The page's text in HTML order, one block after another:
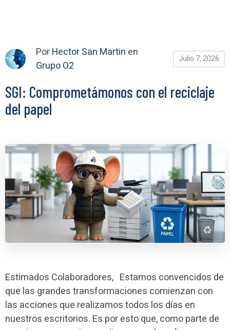
PorHector San Martin en
Grupo O2
Julio 7, 2026
SGI: Comprometámonos con el reciclaje
del papel
Estimados Colaboradores, Estamos convencidos de
que las grandes transformaciones comienzan con
las acciones que realizamos todos los días en
nuestros escritorios. Es por esto que, como parte de